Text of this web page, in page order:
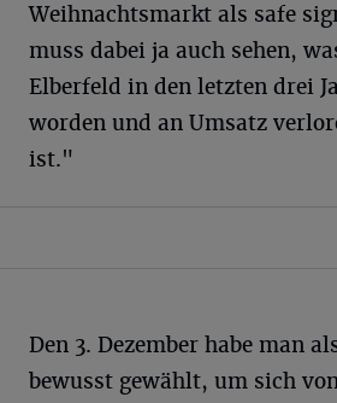
Weihnachtsmarkt als safe
muss dabei ja auch sehen,
Elberfeld in den letzten drei
worden und an Umsatz
ist."
Den 3. Dezember habe man
bewusst gewählt, um sich